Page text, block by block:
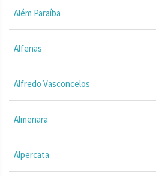
Além Paraíba
Alfenas
Alfredo Vasconcelos
Almenara
Alpercata